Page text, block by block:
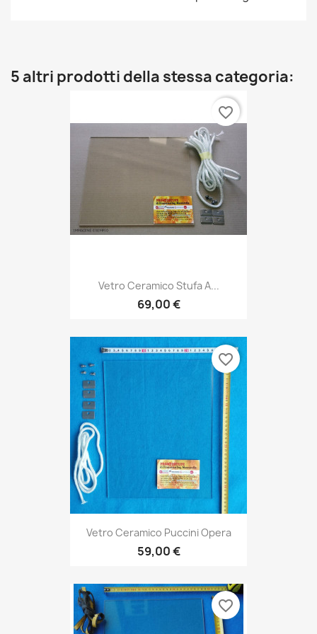
5 altri prodotti della stessa categoria:
Vetro Ceramico Stufa A...
69,00 €
favorite_border
Vetro Ceramico Puccini Opera
59,00 €
favorite_border
favorite_border